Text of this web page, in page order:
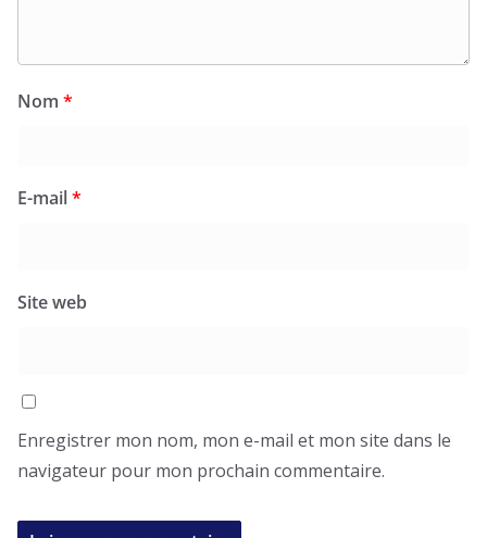
Nom *
E-mail*
Site web
Enregistrer mon nom, mon e-mail et mon site dans le
navigateur pour mon prochain commentaire.